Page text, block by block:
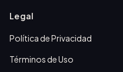
Legal
Política de Privacidad
Términos de Uso